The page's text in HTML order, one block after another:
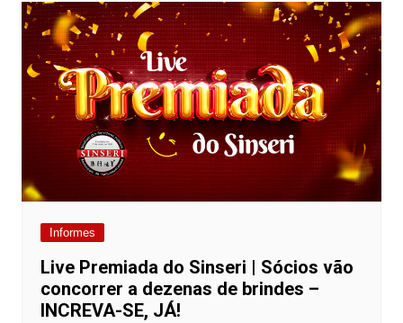
Informes
Live Premiada do Sinseri | Sócios vão
concorrer a dezenas de brindes –
INCREVA-SE, JÁ!